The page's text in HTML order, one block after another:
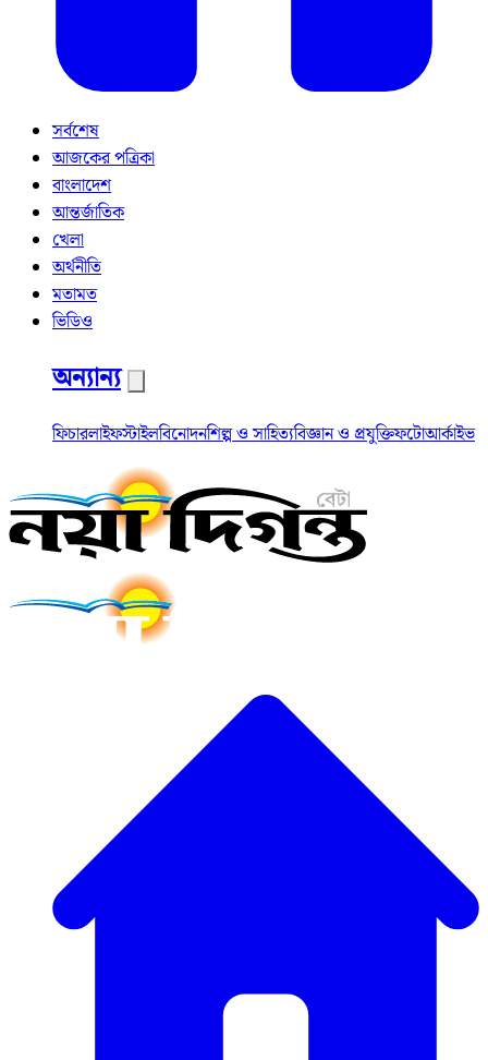
সর্বশেষ
আজকের পত্রিকা
বাংলাদেশ
আন্তর্জাতিক
খেলা
অর্থনীতি
মতামত
ভিডিও
অন্যান্য
ফিচারলাইফস্টাইলবিনোদনশিল্প ও সাহিত্যবিজ্ঞান ও প্রযুক্তিফটোআর্কাইভ